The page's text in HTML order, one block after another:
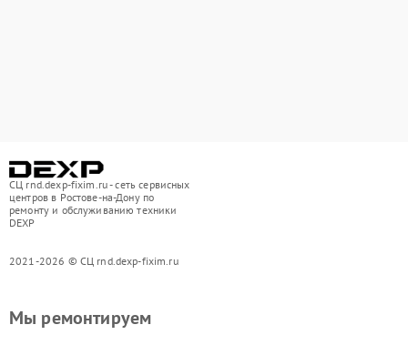
СЦ rnd.dexp-fixim.ru - сеть сервисных
центров в Ростове-на-Дону по
ремонту и обслуживанию техники
DEXP
2021-2026 © СЦ rnd.dexp-fixim.ru
Мы ремонтируем